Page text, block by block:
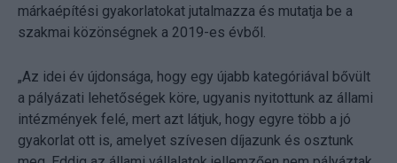
márkaépítési gyakorlatokat jutalmazza és mutatja be a
szakmai közönségnek a 2019-es évből.
„Az idei év újdonsága, hogy egy újabb kategóriával bővült
a pályázati lehetőségek köre, ugyanis nyitottunk az állami
intézmények felé, mert azt látjuk, hogy egyre több a jó
gyakorlat ott is, amelyet szívesen díjazunk és osztunk